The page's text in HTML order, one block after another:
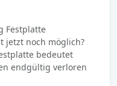
Festplatte
jetzt noch möglich?
bedeutet
endgültig verloren